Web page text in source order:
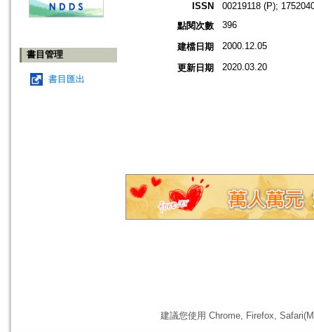
書目管理
書目匯出
ISSN
00219118 (P);
點閱次數
396
建檔日期 2000.12.05
更新日期 2020.03.20
建議您使用 Chrome, Firefox,